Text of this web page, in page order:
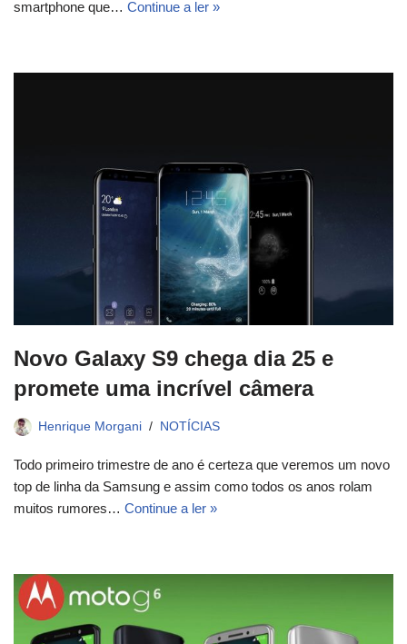
smartphone que… Continue a ler »
Novo Galaxy S9 chega dia 25 e
promete uma incrível câmera
Henrique Morgani NOTÍCIAS
Todo primeiro trimestre de ano é certeza que veremos um novo
top de linha da Samsung e assim como todos os anos rolam
muitos rumores… Continue a ler »